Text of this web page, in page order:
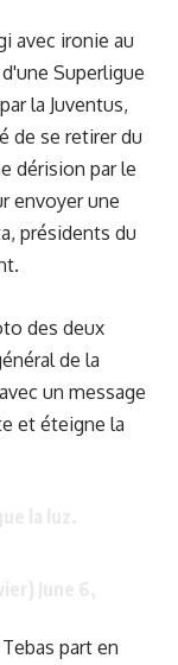
avec ironie au
Superligue
la Juventus,
de se retirer du
dérision par le
envoyer une
présidents du
des deux
de la
un message
et éteigne la
part en